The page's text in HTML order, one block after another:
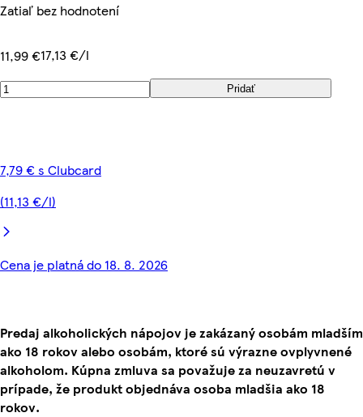
Zatiaľ bez hodnotení
11,99 €17,13 €/l
Pridať
7,79 € s Clubcard
(11,13 €/l)
Cena je platná do 18. 8. 2026
Predaj alkoholických nápojov je zakázaný osobám mladším
ako 18 rokov alebo osobám, ktoré sú výrazne ovplyvnené
alkoholom. Kúpna zmluva sa považuje za neuzavretú v
prípade, že produkt objednáva osoba mladšia ako 18
rokov.